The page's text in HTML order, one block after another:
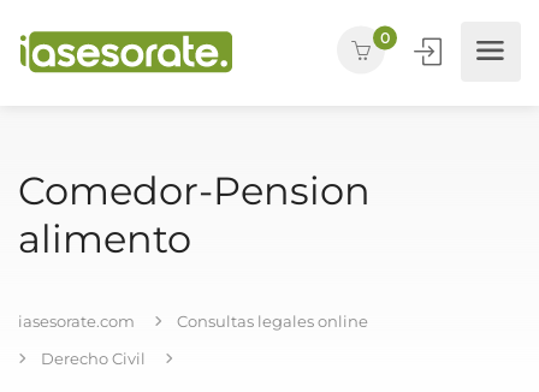
0
Comedor-Pension
alimento
iasesorate.com
Consultas legales online
Derecho Civil